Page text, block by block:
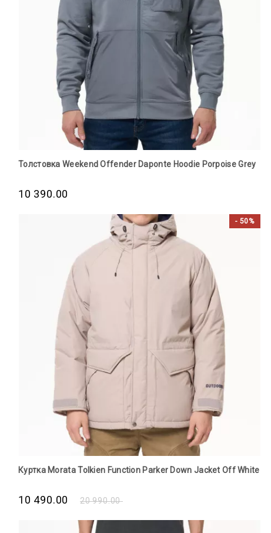
Толстовка Weekend Offender Daponte Hoodie Porpoise Grey
10 390.00
- 50%
Куртка Morata Tolkien Function Parker Down Jacket Off White
20 990.00
10 490.00